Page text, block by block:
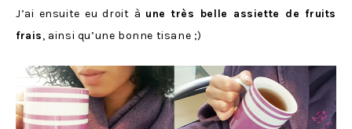
J’ai ensuite eu droit à une très belle assiette de fruits
frais, ainsi qu’une bonne tisane ;)